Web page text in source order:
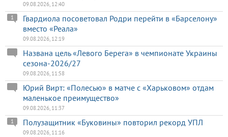
09.08.2026, 12:40
Гвардиола посоветовал Родри перейти в «Барселону»
вместо «Реала»
1
09.08.2026, 12:19
Названа цель «Левого Берега» в чемпионате Украины
сезона-2026/27
09.08.2026, 11:58
Юрий Вирт: «Полесью» в матче с «Харьковом» отдам
маленькое преимущество»
09.08.2026, 11:37
Полузащитник «Буковины» повторил рекорд УПЛ
1
09.08.2026, 11:16